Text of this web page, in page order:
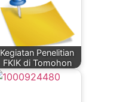
Kegiatan Penelitian
FKIK di Tomohon